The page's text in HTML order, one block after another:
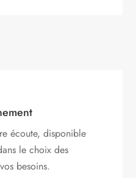
écoute, disponible
le choix des
besoins.